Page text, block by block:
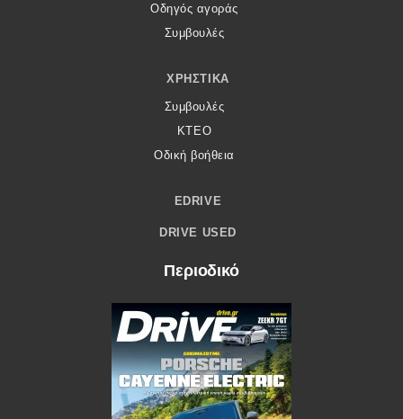
Οδηγός αγοράς
Συμβουλές
ΧΡΗΣΤΙΚΆ
Συμβουλές
ΚΤΕΟ
Οδική βοήθεια
EDRIVE
DRIVE USED
Περιοδικό